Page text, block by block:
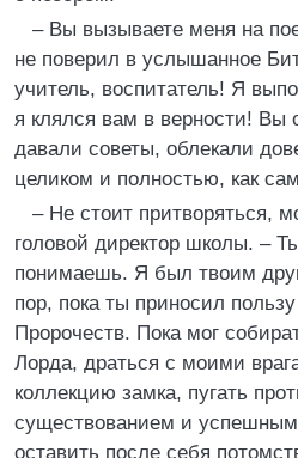
– Вы вызываете меня на
не поверил в услышанное
учитель, воспитатель! Я
я клялся вам в верности! Вы
давали советы, облекали
целиком и полностью, как
– Не стоит притворяться,
головой директор школы. –
понимаешь. Я был твоим
пор, пока ты приносил
Пророчеств. Пока мог
Лорда, драться с моими
коллекцию замка, пугать
существованием и
оставить после себя